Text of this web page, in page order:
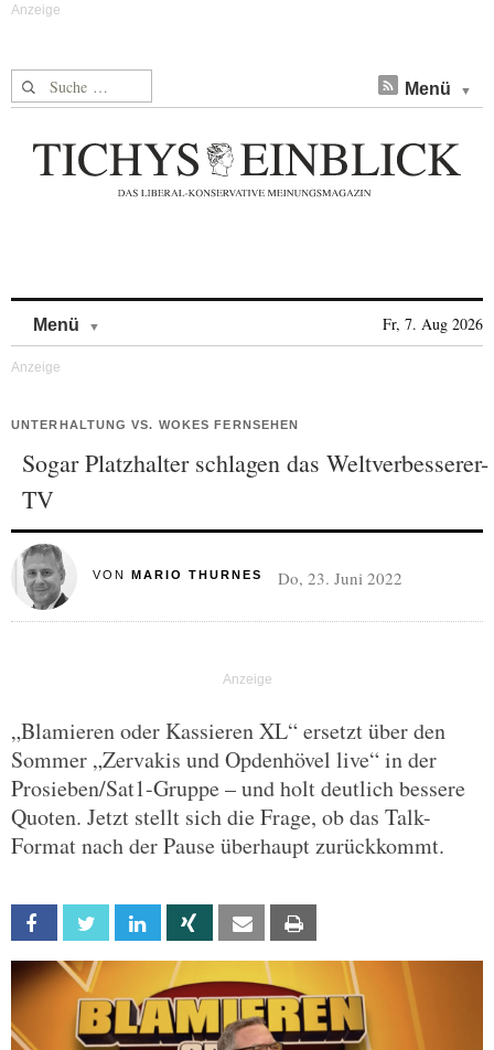
Suche nach: Menü
Menü Fr, 7. Aug 2026
UNTERHALTUNG VS. WOKES FERNSEHEN
Sogar Platzhalter schlagen das Weltverbesserer-
TV
VON MARIO THURNES Do, 23. Juni 2022
„Blamieren oder Kassieren XL“ ersetzt über den
Sommer „Zervakis und Opdenhövel live“ in der
Prosieben/Sat1-Gruppe – und holt deutlich bessere
Quoten. Jetzt stellt sich die Frage, ob das Talk-
Format nach der Pause überhaupt zurückkommt.
Facebook Twitter Linkedin Xing Email